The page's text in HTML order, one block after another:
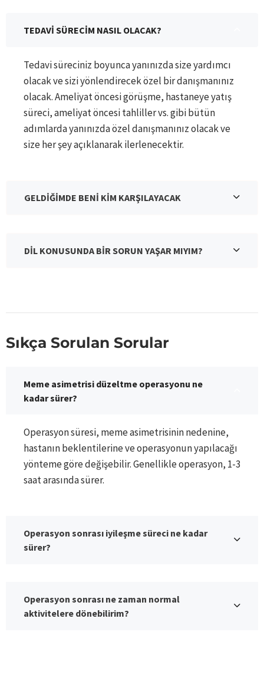
TEDAVİ SÜRECİM NASIL OLACAK?
Tedavi süreciniz boyunca yanınızda size yardımcı
olacak ve sizi yönlendirecek özel bir danışmanınız
olacak. Ameliyat öncesi görüşme, hastaneye yatış
süreci, ameliyat öncesi tahliller vs. gibi bütün
adımlarda yanınızda özel danışmanınız olacak ve
size her şey açıklanarak ilerlenecektir.
GELDİĞİMDE BENİ KİM KARŞILAYACAK
DİL KONUSUNDA BİR SORUN YAŞAR MIYIM?
Sıkça Sorulan Sorular
Meme asimetrisi düzeltme operasyonu ne
kadar sürer?
Operasyon süresi, meme asimetrisinin nedenine,
hastanın beklentilerine ve operasyonun yapılacağı
yönteme göre değişebilir. Genellikle operasyon, 1-3
saat arasında sürer.
Operasyon sonrası iyileşme süreci ne kadar
sürer?
Operasyon sonrası ne zaman normal
aktivitelere dönebilirim?